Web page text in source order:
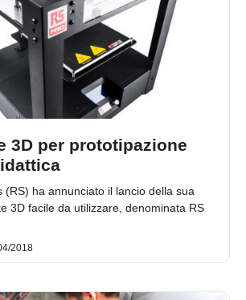
3D per prototipazione
(RS) ha annunciato il lancio della sua
3D facile da utilizzare, denominata RS
2018